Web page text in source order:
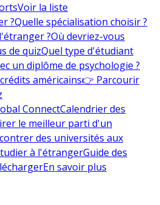
Voir la liste
?Quelle spécialisation choisir ?
?Où devriez-vous
de quizQuel type d'étudiant
un diplôme de psychologie ?
américains👉 Parcourir
ConnectCalendrier des
le meilleur parti d'un
des universités aux
à l'étrangerGuide des
En savoir plus